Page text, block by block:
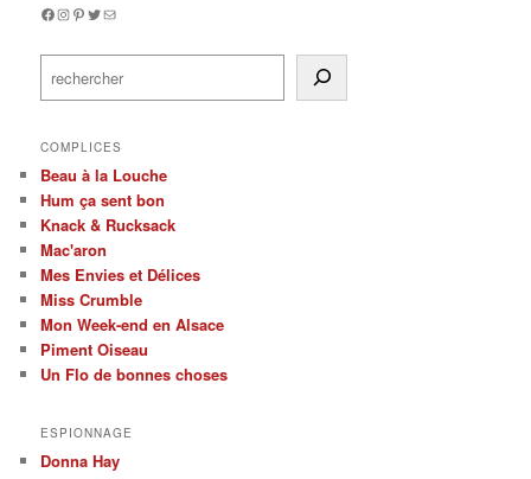
Facebook
Instagram
Pinterest
Twitter
Mail
COMPLICES
Beau à la Louche
Hum ça sent bon
Knack & Rucksack
Mac'aron
Mes Envies et Délices
Miss Crumble
Mon Week-end en Alsace
Piment Oiseau
Un Flo de bonnes choses
ESPIONNAGE
Donna Hay